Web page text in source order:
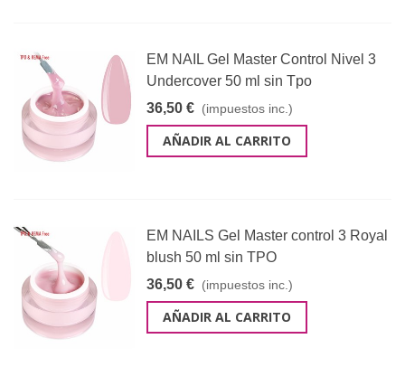
EM NAIL Gel Master Control Nivel 3
Undercover 50 ml sin Tpo
36,50 € (impuestos inc.)
AÑADIR AL CARRITO
EM NAILS Gel Master control 3 Royal
blush 50 ml sin TPO
36,50 € (impuestos inc.)
AÑADIR AL CARRITO